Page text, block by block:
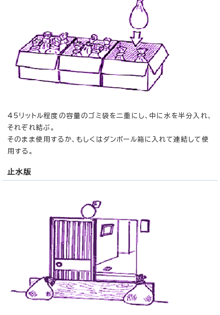
45リットル程度の容量のゴミ袋を二重にし、中に水を半分入れ、
それぞれ結ぶ。
そのまま使用するか、もしくはダンボール箱に入れて連結して使
用する。
止水版